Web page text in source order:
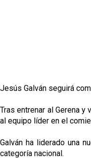
Jesús Galván seguirá
Tras entrenar al Gerena
al equipo líder en el
Galván ha liderado una
categoría nacional.